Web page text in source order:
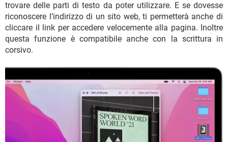
trovare delle parti di testo da poter utilizzare. E se dovesse
riconoscere l’indirizzo di un sito web, ti permetterà anche di
cliccare il link per accedere velocemente alla pagina. Inoltre
questa funzione è compatibile anche con la scrittura in
corsivo.